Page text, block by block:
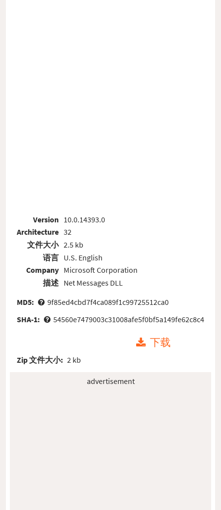
Version
Architecture
文件大小
语言
Company
描述
10.0.14393.0
32
2.5 kb
U.S. English
Microsoft Corporation
Net Messages DLL
MD5:
9f85ed4cbd7f4ca089f1c99725512ca0
SHA-1:
54560e7479003c31008afe5f0bf5a149fe62c8c4
下载
Zip 文件大小: 2 kb
advertisement